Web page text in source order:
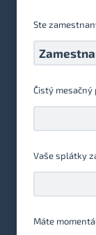
Ste
Čistý mesačný
Vaše splátky
Máte